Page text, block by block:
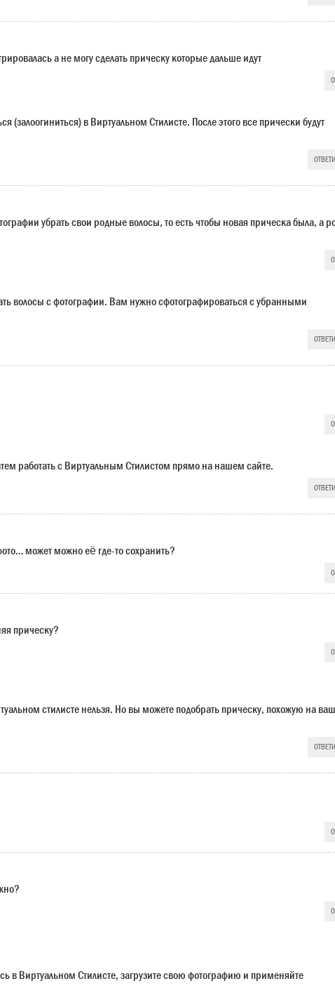
а не могу сделать прическу которые дальше идут
в Виртуальном Стилисте. После этого все прически будут
убрать свои родные волосы, то есть чтобы новая прическа была, а
волосы с фотографии. Вам нужно сфотографироваться с убранными
работать с Виртуальным Стилистом прямо на нашем сайте.
может можно её где-то сохранить?
прическу?
стилисте нельзя. Но вы можете подобрать прическу, похожую на
в Виртуальном Стилисте, загрузите свою фотографию и применяйте